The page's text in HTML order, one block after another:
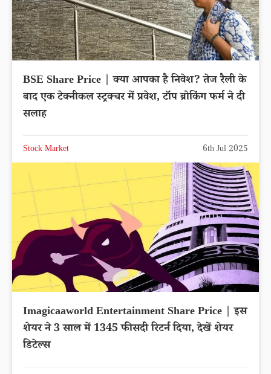
BSE Share Price | क्या आपका है निवेश? तेज रैली के
बाद एक टेक्नीकल स्ट्रक्चर में प्रवेश, टॉप ब्रोकिंग फर्म ने दी
सलाह
Stock Market 6th Jul 2025
Imagicaaworld Entertainment Share Price | इस
शेयर ने 3 साल में 1345 फीसदी रिटर्न दिया, देखें शेयर
डिटेल्स